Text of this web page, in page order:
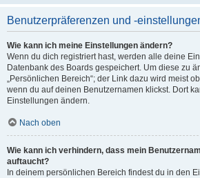
Benutzerpräferenzen und -
Wie kann ich meine Einstellungen ändern?
Wenn du dich registriert hast, werden alle deine
Datenbank des Boards gespeichert. Um diese zu
„Persönlichen Bereich“; der Link dazu wird meist
wenn du auf deinen Benutzernamen klickst. Dort
Einstellungen ändern.
Nach oben
Wie kann ich verhindern, dass mein
auftaucht?
In deinem persönlichen Bereich findest du in den